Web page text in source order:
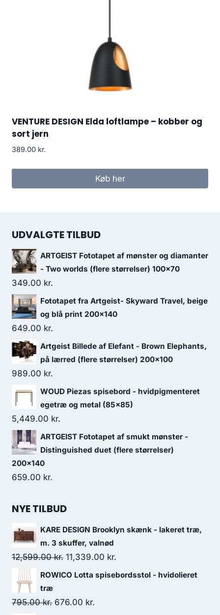
VENTURE DESIGN Elda loftlampe – kobber og
sort jern
389.00 kr.
Køb her
UDVALGTE TILBUD
ARTGEIST Fototapet af mønster og diamanter
- Two worlds (flere størrelser) 100x70
349.00 kr.
Fototapet fra Artgeist- Skyward Travel, beige
og blå print 200x140
649.00 kr.
Artgeist Billede af Elefant - Brown Elephants,
på lærred (flere størrelser) 200x100
989.00 kr.
WOUD Piezas spisebord - hvidpigmenteret
egetræ og metal (85x85)
5,449.00 kr.
ARTGEIST Fototapet af smukt mønster -
Distinguished duet (flere størrelser)
200x140
659.00 kr.
NYE TILBUD
KARE DESIGN Brooklyn skænk - lakeret træ,
m. 3 skuffer, valnød
12,599.00kr. 11,339.00 kr.
ROWICO Lotta spisebordsstol - hvidolieret
træ
795.00kr. 676.00 kr.